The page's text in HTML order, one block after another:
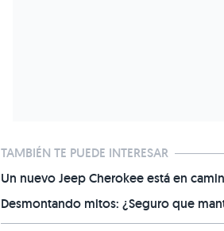
TAMBIÉN TE PUEDE INTERESAR
Un nuevo Jeep Cherokee está en
Desmontando mitos: ¿Seguro que